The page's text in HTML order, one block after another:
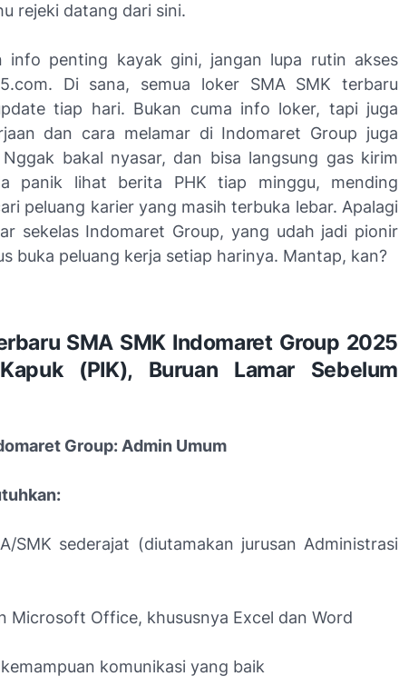
rejeki datang dari sini.
info penting kayak gini, jangan lupa rutin akses
Di sana, semua loker SMA SMK terbaru
tiap hari. Bukan cuma info loker, tapi juga
dan cara melamar di Indomaret Group juga
bakal nyasar, dan bisa langsung gas kirim
panik lihat berita PHK tiap minggu, mending
peluang karier yang masih terbuka lebar. Apalagi
sekelas Indomaret Group, yang udah jadi pionir
buka peluang kerja setiap harinya. Mantap, kan?
SMA SMK Indomaret Group 2025
(PIK), Buruan Lamar Sebelum
Group: Admin Umum
SMK sederajat (diutamakan jurusan Administrasi
Microsoft Office, khususnya Excel dan Word
komunikasi yang baik